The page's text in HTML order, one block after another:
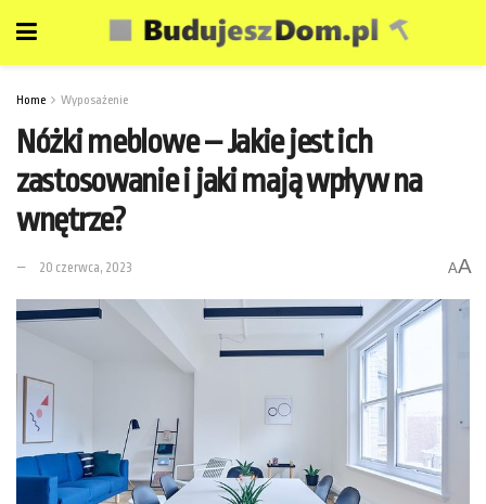
Home Wyposażenie
Nóżki meblowe – Jakie jest ich
zastosowanie i jaki mają wpływ na
wnętrze?
20 czerwca, 2023 AA